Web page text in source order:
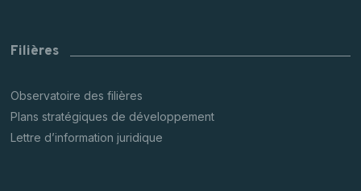
Filières
Observatoire des filières
Plans stratégiques de développement
Lettre d’information juridique